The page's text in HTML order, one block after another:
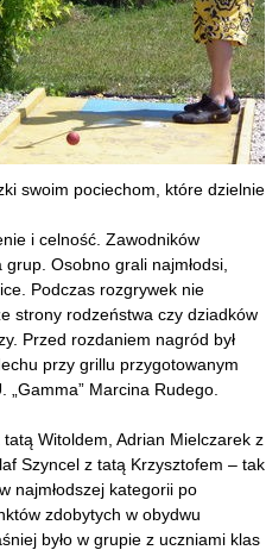
swoim pociechom, które dzielnie
i celność. Zawodników
grup. Osobno grali najmłodsi,
Podczas rozgrywek nie
strony rodzeństwa czy dziadków
Przed rozdaniem nagród był
przy grillu przygotowanym
„Gamma” Marcina Rudego.
tatą Witoldem, Adrian Mielczarek z
Szyncel z tatą Krzysztofem – tak
najmłodszej kategorii po
zdobytych w obydwu
było w grupie z uczniami klas